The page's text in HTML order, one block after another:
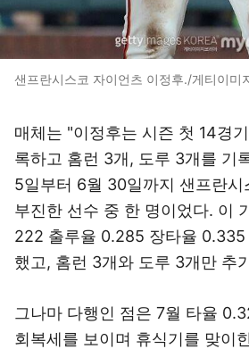
샌프란시스코 자이언츠 이정후./게티이미
매체는 "이정후는 시즌 첫 14경
록하고 홈런 3개, 도루 3개를 기
5일부터 6월 30일까지 샌프란시
부진한 선수 중 한 명이었다. 이
222 출루율 0.285 장타율 0.335
했고, 홈런 3개와 도루 3개만 추
그나마 다행인 점은 7월 타율
회복세를 보이며 휴식기를 맞이